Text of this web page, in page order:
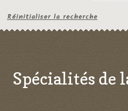
Réinitialiser la recherche
Spécialités de